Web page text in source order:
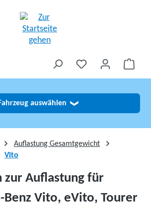
Fahrzeug auswählen ❯
Auflastung Gesamtgewicht
Vito
zur Auflastung für
Benz Vito, eVito, Tourer